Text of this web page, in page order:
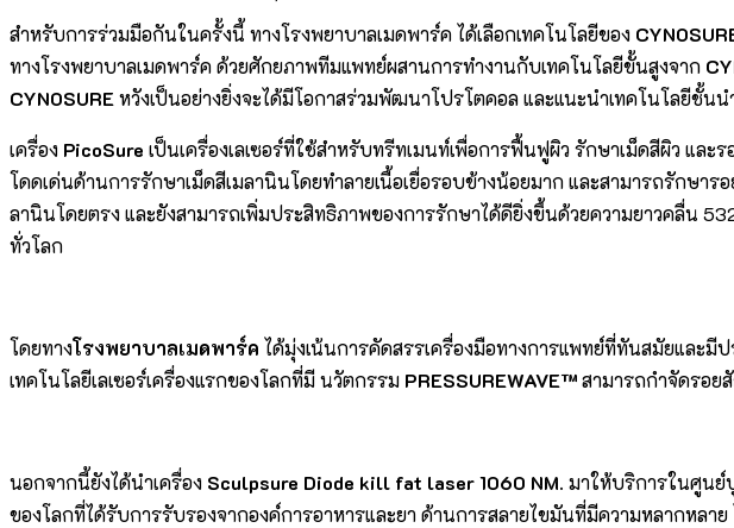
สำหรับการร่วมมือกันในครั้งนี้ ทางโรงพยาบาลเมดพาร์ค ได้เลือกเทคโนโลยีของ
ทางโรงพยาบาลเมดพาร์ค ด้วยศักยภาพทีมแพทย์ผสานการทำงานกับเทคโนโลยีขั้นสูงจาก
CYNOSURE หวังเป็นอย่างยิ่งจะได้มีโอกาสร่วมพัฒนาโปรโตคอล และแนะนำเทคโนโลยีชั้น
เครื่อง PicoSure เป็นเครื่องเลเซอร์ที่ใช้สำหรับทรีทเมนท์เพื่อการฟื้นฟูผิว รักษาเม็ดสีผิว แ
โดดเด่นด้านการรักษาเม็ดสีเมลานินโดยทำลายเนื้อเยื่อรอบข้างน้อยมาก และสามารถรักษาร
ลานินโดยตรง และยังสามารถเพิ่มประสิทธิภาพของการรักษาได้ดียิ่งขึ้นด้วยความยาวคลื่น
ทั่วโลก
โดยทางโรงพยาบาลเมดพาร์ค ได้มุ่งเน้นการคัดสรรเครื่องมือทางการแพทย์ที่ทันสมัยและมี
เทคโนโลยีเลเซอร์เครื่องแรกของโลกที่มี นวัตกรรม PRESSUREWAVE™สามารถกำจัดรอย
นอกจากนี้ยังได้นำเครื่อง Sculpsure Diode kill fat laser 1060 NM. มาให้บริการในศูนย์
ของโลกที่ได้รับการรับรองจากองค์การอาหารและยา ด้านการสลายไขมันที่มีความหลากหลา